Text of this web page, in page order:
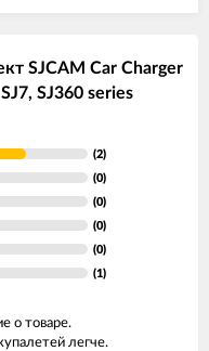
SJCAM Car Charger
SJ360 series
(2)
(0)
(0)
(0)
(0)
(1)
о товаре.
легче.